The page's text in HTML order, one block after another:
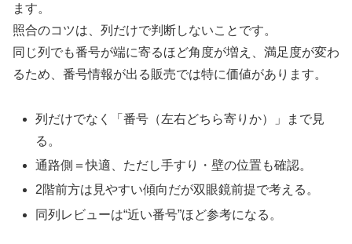
ます。
照合のコツは、列だけで判断しないことです。
同じ列でも番号が端に寄るほど角度が増え、満足度が変わ
るため、番号情報が出る販売では特に価値があります。
列だけでなく「番号（左右どちら寄りか）」まで見
る。
通路側＝快適、ただし手すり・壁の位置も確認。
2階前方は見やすい傾向だが双眼鏡前提で考える。
同列レビューは“近い番号”ほど参考になる。